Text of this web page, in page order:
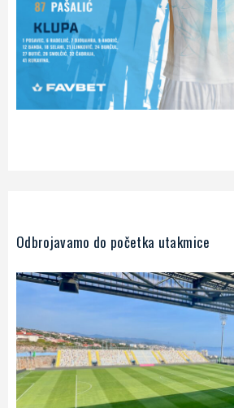
Odbrojavamo do početka utakmice